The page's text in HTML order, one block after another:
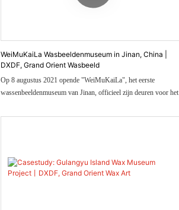
WeiMuKaiLa Wasbeeldenmuseum in Jinan, China |
DXDF, Grand Orient Wasbeeld
Op 8 augustus 2021 opende "WeiMuKaiLa", het eerste
wassenbeeldenmuseum van Jinan, officieel zijn deuren voor het
het Impression Jinan Quanshijie Park. Het ontwerp is
een oude stoomtrein.